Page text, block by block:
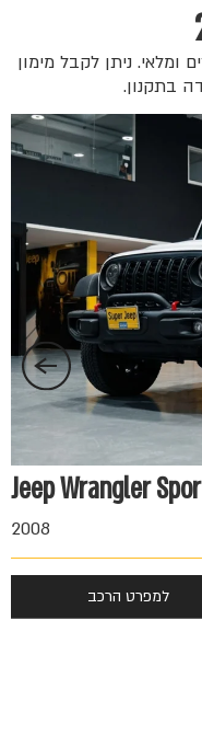
ומלאי. ניתן לקבל מימון
בתקנון.
Jeep Wrangler
2008
למפרט הרכב